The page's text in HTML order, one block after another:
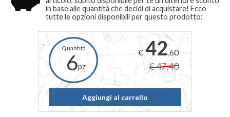
in base alle quantità che decidi di acquistare! Ecco
tutte le opzioni disponibili per questo prodotto:
6pz
€ 42,60
€ 47,40
Aggiungi al carrello